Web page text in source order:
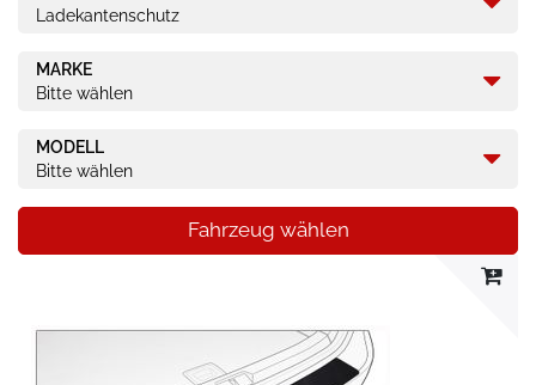
Ladekantenschutz
MARKE
Bitte wählen
MODELL
Bitte wählen
Fahrzeug wählen